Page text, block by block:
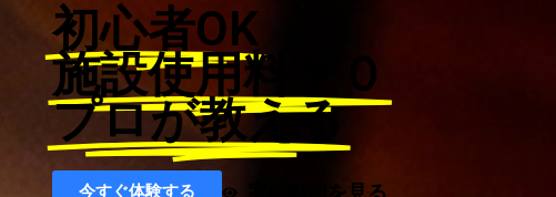
初心者OK
施設使用料￥０
プロが教える
今すぐ体験する 案内動画を見る